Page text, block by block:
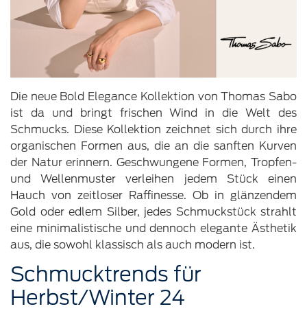
Die neue Bold Elegance Kollektion von Thomas Sabo
ist da und bringt frischen Wind in die Welt des
Schmucks. Diese Kollektion zeichnet sich durch ihre
organischen Formen aus, die an die sanften Kurven
der Natur erinnern. Geschwungene Formen, Tropfen-
und Wellenmuster verleihen jedem Stück einen
Hauch von zeitloser Raffinesse. Ob in glänzendem
Gold oder edlem Silber, jedes Schmuckstück strahlt
eine minimalistische und dennoch elegante Ästhetik
aus, die sowohl klassisch als auch modern ist.
Schmucktrends für
Herbst/Winter 24